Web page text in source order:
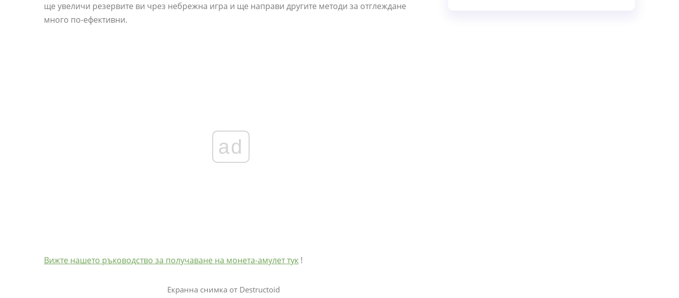
ще увеличи резервите ви чрез небрежна игра и ще направи другите методи за отглеждане
много по-ефективни.
ad
Вижте нашето ръководство за получаване на монета-амулет тук !
Екранна снимка от Destructoid